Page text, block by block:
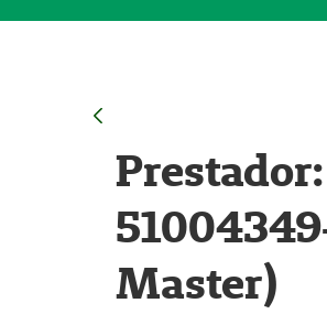
Master)